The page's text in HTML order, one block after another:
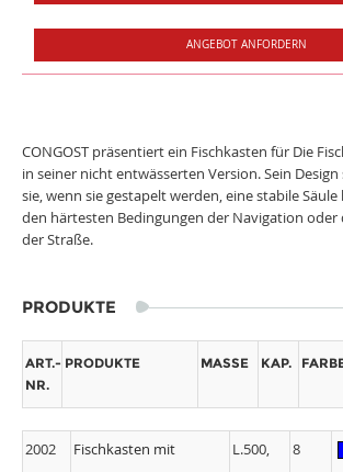
ANGEBOT ANFORDERN
CONGOST präsentiert ein Fischkasten für Die
in seiner nicht entwässerten Version. Sein
sie, wenn sie gestapelt werden, eine stabile
den härtesten Bedingungen der Navigation oder
der Straße.
PRODUKTE
ART.-
NR.
PRODUKTE MASSE KAP.
2002
Fischkasten mit
L.500,
8